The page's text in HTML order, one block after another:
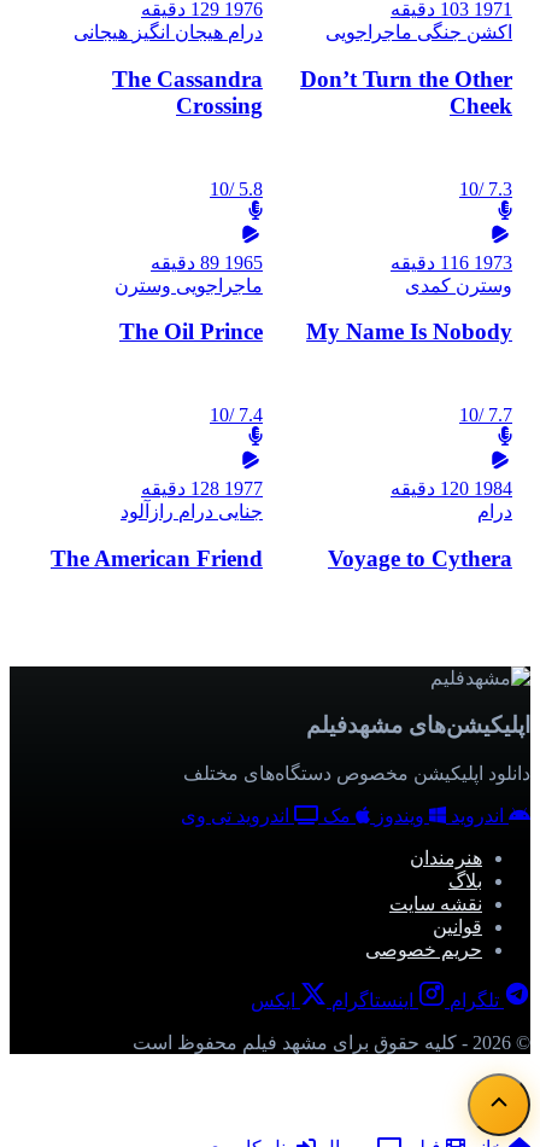
1971 103 دقیقه
اکشن جنگی ماجراجویی
Don’t Turn the Other
Cheek
1976 129 دقیقه
درام هیجان انگیز هیجانی
The Cassandra
Crossing
7.3
/10
1973 116 دقیقه
وسترن کمدی
My Name Is Nobody
5.8
/10
1965 89 دقیقه
ماجراجویی وسترن
The Oil Prince
7.7
/10
1984 120 دقیقه
درام
Voyage to Cythera
7.4
/10
1977 128 دقیقه
جنایی درام رازآلود
The American Friend
اپلیکیشن‌های مشهدفیلم
دانلود اپلیکیشن مخصوص دستگاه‌های مختلف
اندروید ویندوز مک اندروید تی وی
هنرمندان
بلاگ
نقشه سایت
قوانین
حریم خصوصی
تلگرام اینستاگرام ایکس
© 2026 - کلیه حقوق برای مشهد فیلم محفوظ است